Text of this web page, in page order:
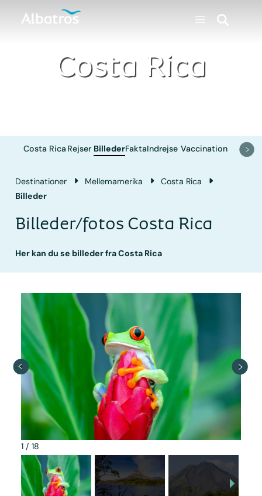
Costa Rica
Costa Rica Rejser BillederFaktaIndrejse Vaccination
Destinationer Mellemamerika
Costa Rica
Billeder
Billeder/fotos Costa Rica
Her kan du se billeder fra Costa Rica
1/ 18